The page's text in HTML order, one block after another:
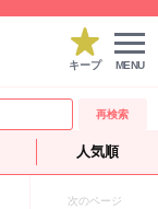
キープ MENU
再検索
人気順
次のページ